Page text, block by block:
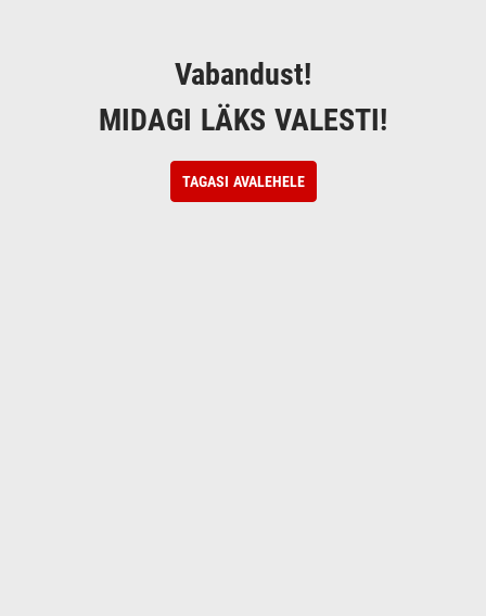
Vabandust!
MIDAGI LÄKS VALESTI!
TAGASI AVALEHELE